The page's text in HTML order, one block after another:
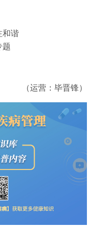
和谐
题
（运营：毕晋锋）